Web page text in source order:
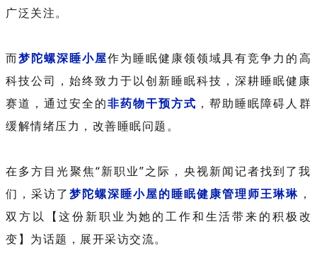
广泛关注。
而梦陀螺深睡小屋作为睡眠健康领领域具有竞争力的高
科技公司，始终致力于以创新睡眠科技，深耕睡眠健康
赛道，通过安全的非药物干预方式 ，帮助睡眠障碍人群
缓解情绪压力，改善睡眠问题。
在多方目光聚焦“新职业”之际，央视新闻记者找到了我
们，采访了梦陀螺深睡小屋的睡眠健康管理师王琳琳 ，
双方以【这份新职业为她的工作和生活带来的积极改
变】为话题，展开采访交流。